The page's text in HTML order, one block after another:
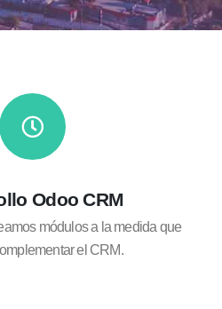
Odoo CRM
módulos a la medida que
el CRM.